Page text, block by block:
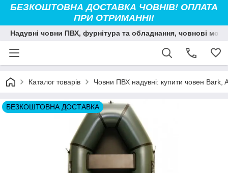
БЕЗКОШТОВНА ДОСТАВКА ЧОВНІВ! ОПЛАТА
ПРИ ОТРИМАННІ!
Надувні човни ПВХ, фурнітура та обладнання, човнові
Каталог товарів Човни ПВХ надувні: купити човен Bark,
БЕЗКОШТОВНА ДОСТАВКА